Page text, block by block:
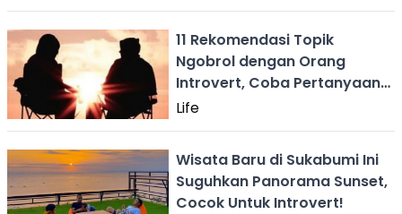
11 Rekomendasi Topik
Ngobrol dengan Orang
Introvert, Coba Pertanyaan
Filosofis
Life
Wisata Baru di Sukabumi Ini
Suguhkan Panorama Sunset,
Cocok Untuk Introvert!